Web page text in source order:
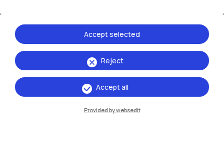
Piacenza
Xi'an
Reject
Accept selected
Accept all
Provided by websedit